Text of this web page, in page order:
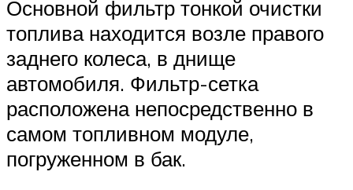
Основной фильтр тонкой очистки
топлива находится возле правого
заднего колеса, в днище
автомобиля. Фильтр-сетка
расположена непосредственно в
самом топливном модуле,
погруженном в бак.